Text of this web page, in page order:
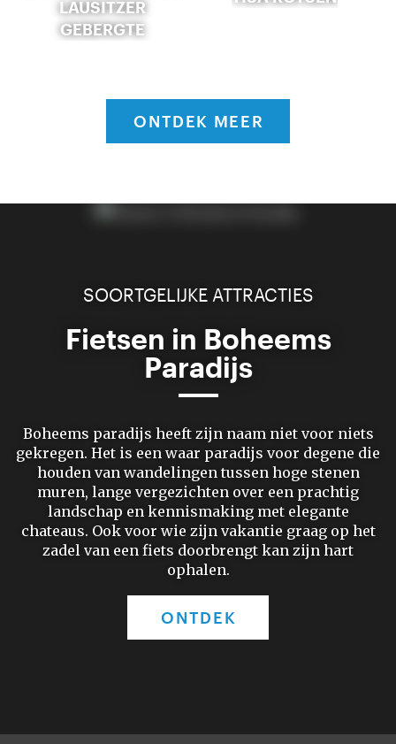
LAUSITZER
GEBERGTE
ONTDEK MEER
SOORTGELIJKE ATTRACTIES
Fietsen in Boheems
Paradijs
Boheems paradijs heeft zijn naam niet voor niets
gekregen. Het is een waar paradijs voor degene die
houden van wandelingen tussen hoge stenen
muren, lange vergezichten over een prachtig
landschap en kennismaking met elegante
chateaus. Ook voor wie zijn vakantie graag op het
zadel van een fiets doorbrengt kan zijn hart
ophalen.
ONTDEK